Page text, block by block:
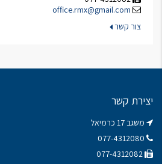
office.rmx@gmail.com
צור קשר
יצירת קשר
משגב 17 כרמיאל